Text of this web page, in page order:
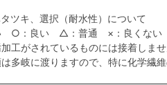
ツキ、選択（耐水性）について
○：良い △：普通 ×：良くない
加工がされているものには接着しませ
は多岐に渡りますので、特に化学繊